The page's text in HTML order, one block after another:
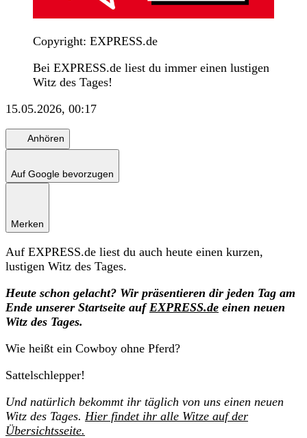
Copyright: EXPRESS.de
Bei EXPRESS.de liest du immer einen lustigen
Witz des Tages!
15.05.2026, 00:17
Anhören
Auf Google bevorzugen
Merken
Auf EXPRESS.de liest du auch heute einen kurzen,
lustigen Witz des Tages.
Heute schon gelacht? Wir präsentieren dir jeden Tag am
Ende unserer Startseite auf EXPRESS.de einen neuen
Witz des Tages.
Wie heißt ein Cowboy ohne Pferd?
Sattelschlepper!
Und natürlich bekommt ihr täglich von uns einen neuen
Witz des Tages. Hier findet ihr alle Witze auf der
Übersichtsseite.